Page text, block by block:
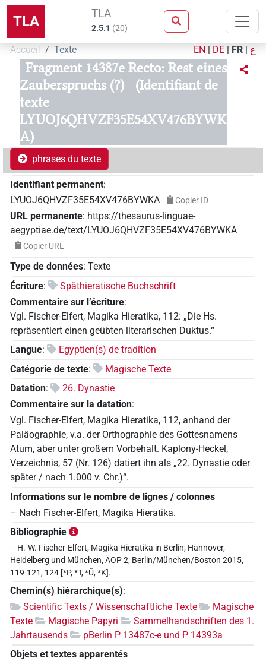
TLA TLA
2.5.1 (20)
Accueil Texte EN | DE | FR | ع
Fragment 14387e Recto: Rest eines
Zauberspruchs (?)
(Identifiant de
texte
LYUOJ6QHVZF35E54XV476BYWK
A)
phrases du texte
Identifiant permanent:
LYUOJ6QHVZF35E54XV476BYWKA
Copier ID
URL permanente: https://thesaurus-linguae-
aegyptiae.de/text/LYUOJ6QHVZF35E54XV476BYWKA
Copier URL
Type de données: Texte
Écriture:
Späthieratische Buchschrift
Commentaire sur l’écriture:
Vgl. Fischer-Elfert, Magika Hieratika, 112: „Die Hs.
repräsentiert einen geübten literarischen Duktus.“
Langue:
Egyptien(s) de tradition
Catégorie de texte:
Magische Texte
Datation:
26. Dynastie
Commentaire sur la datation:
Vgl. Fischer-Elfert, Magika Hieratika, 112, anhand der
Paläographie, v.a. der Orthographie des Gottesnamens
Atum, aber unter großem Vorbehalt. Kaplony-Heckel,
Verzeichnis, 57 (Nr. 126) datiert ihn als „22. Dynastie oder
später / nach 1.000 v. Chr.)“.
Informations sur le nombre de lignes / colonnes
– Nach Fischer-Elfert, Magika Hieratika.
Bibliographie
– H.-W. Fischer-Elfert, Magika Hieratika in Berlin, Hannover,
Heidelberg und München, ÄOP 2, Berlin/München/Boston 2015,
119-121, 124 [*P, *T, *Ü, *K].
Chemin(s) hiérarchique(s):
Scientific Texts / Wissenschaftliche Texte
Magische
Texte
Magische Papyri
Sammelhandschriften des 1.
Jahrtausends
pBerlin P 13487c-e und P 14393a
Objets et textes apparentés